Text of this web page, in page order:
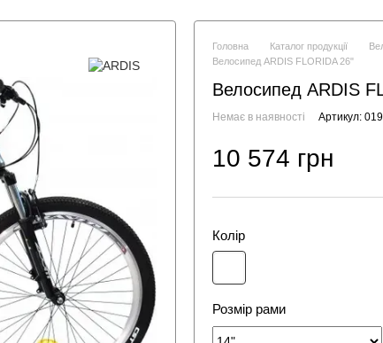
Головна Каталог продукції
Велосипед ARDIS FLORIDA 26"
Велосипед ARDIS
Немає в наявності Артикул:
10 574 грн
Колір
Розмір рами